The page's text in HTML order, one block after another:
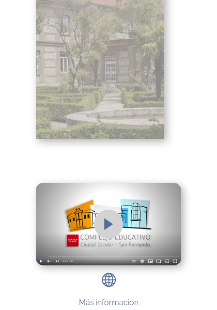
situado en un marco
incomparable: sus
instalaciones, edificios y
espacios diversos están muy
por encima de la media de los
centros de la Comunidad de
Madrid. Se constituye como
un Instituto en el que se
imparten todos los niveles de
la ESO, Bachillerato y FP.
Más información